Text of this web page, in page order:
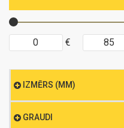
€
IZMĒRS (MM)
GRAUDI